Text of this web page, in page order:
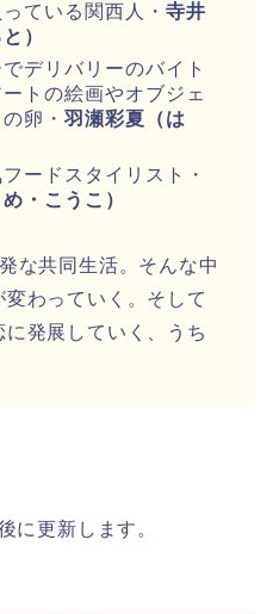
ている関西人・ 寺井
）
デリバリーのバイト
トの絵画やオブジェ
卵・ 羽瀬彩夏（は
ードスタイリスト・
・こうこ）
な共同生活。そんな中
わっていく。そして
発展していく、うち
に更新します。